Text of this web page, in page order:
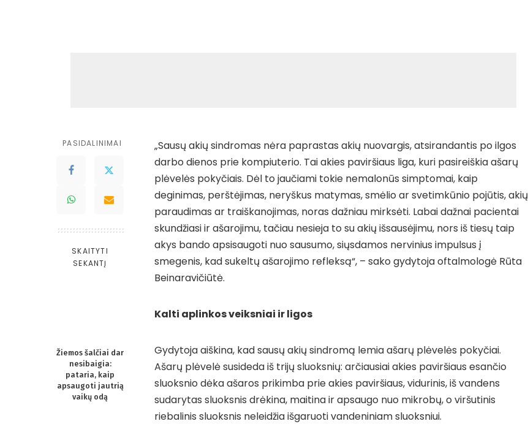
PASIDALINIMAI
SKAITYTI
SEKANTĮ
Žiemos šalčiai dar
nesibaigia:
pataria, kaip
apsaugoti jautrią
vaikų odą
„Sausų akių sindromas nėra paprastas akių nuovargis, atsirandantis po ilgos
darbo dienos prie kompiuterio. Tai akies paviršiaus liga, kuri pasireiškia ašarų
plėvelės pokyčiais. Dėl to jaučiami tokie nemalonūs simptomai, kaip
deginimas, perštėjimas, neryškus matymas, smėlio ar svetimkūnio pojūtis, akių
paraudimas ar traiškanojimas, noras dažniau mirksėti. Labai dažnai pacientai
skundžiasi ir ašarojimu, tačiau nesieja to su akių išsausėjimu, nors iš tiesų taip
akys bando apsisaugoti nuo sausumo, siųsdamos nervinius impulsus į
smegenis, kad sukeltų ašarojimo refleksą“, – sako gydytoja oftalmologė Rūta
Beinaravičiūtė.
Kalti aplinkos veiksniai ir ligos
Gydytoja aiškina, kad sausų akių sindromą lemia ašarų plėvelės pokyčiai.
Ašarų plėvelė susideda iš trijų sluoksnių: arčiausiai akies paviršiaus esančio
sluoksnio dėka ašaros prikimba prie akies paviršiaus, vidurinis, iš vandens
sudarytas sluoksnis drėkina, maitina ir apsaugo nuo mikrobų, o viršutinis
riebalinis sluoksnis neleidžia išgaruoti vandeniniam sluoksniui.